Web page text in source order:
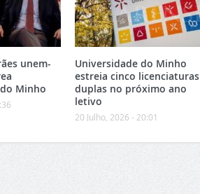
unem-
Minho
Universidade do Minho
estreia cinco licenciaturas
duplas no próximo ano
letivo
20 Julho, 2026 - 20:01